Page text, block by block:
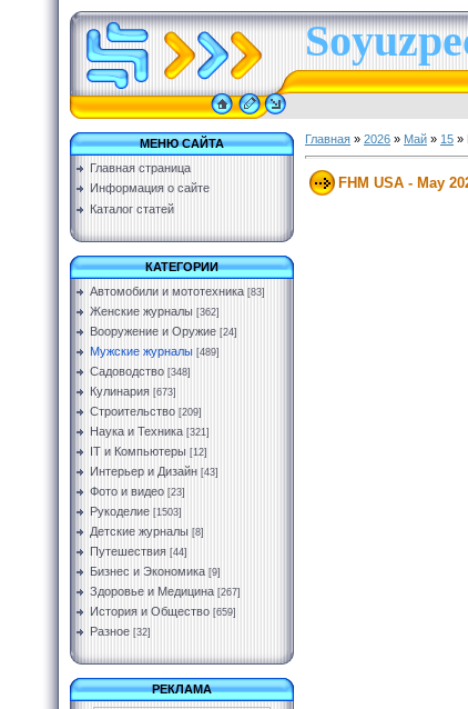
МЕНЮ САЙТА
Главная страница
Информация о сайте
Каталог статей
КАТЕГОРИИ
Автомобили и мототехника [83]
Женские журналы [362]
Вооружение и Оружие [24]
Мужские журналы [489]
Садоводство [348]
Кулинария [673]
Строительство [209]
Наука и Техника [321]
IT и Компьютеры [12]
Интерьер и Дизайн [43]
Фото и видео [23]
Рукоделие [1503]
Детские журналы [8]
Путешествия [44]
Бизнес и Экономика [9]
Здоровье и Медицина [267]
История и Общество [659]
Разное [32]
РЕКЛАМА
Главная » 2026 » Май » 15 »
FHM USA - May